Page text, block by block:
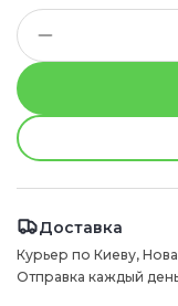
Доставка
Курьер по Киеву,
Отправка каждый